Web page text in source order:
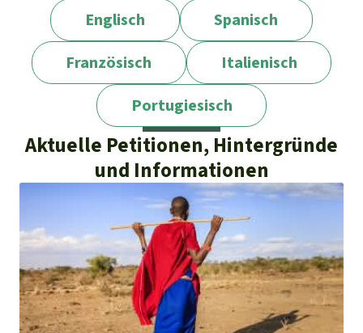
Englisch
Spanisch
Französisch
Italienisch
Portugiesisch
Aktuelle Petitionen, Hintergründe
und Informationen